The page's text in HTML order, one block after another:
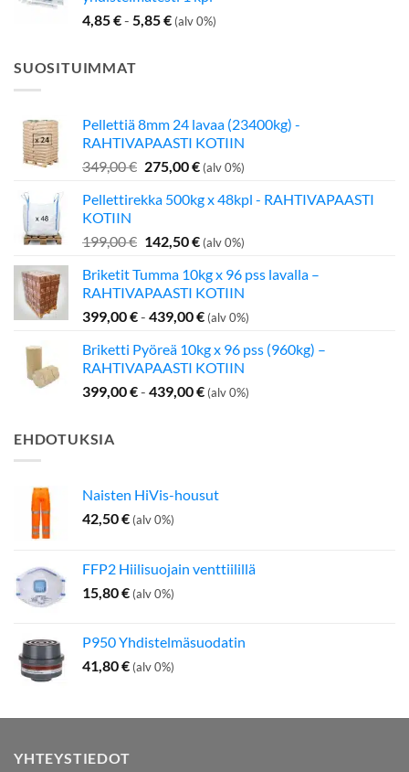
4,85€- 5,85€ (alv 0%)
SUOSITUIMMAT
Pellettiä 8mm 24 lavaa (23400kg) -
RAHTIVAPAASTI KOTIIN
349,00€ Alkuperäinen
oli:
275,00€Nykyinen
on:
(alv 0%)
Pellettirekka 500kg x 48kpl - RAHTIVAPAASTI
KOTIIN
199,00€ Alkuperäinen
oli:
199,00 €.
142,50€Nykyinen
on:
142,50 €.
(alv 0%)
Briketit Tumma 10kg x 96 pss lavalla –
RAHTIVAPAASTI KOTIIN
399,00€- 439,00€ (alv 0%)
Briketti Pyöreä 10kg x 96 pss (960kg) –
RAHTIVAPAASTI KOTIIN
399,00€- 439,00€ (alv 0%)
EHDOTUKSIA
Naisten HiVis-housut
42,50€ (alv 0%)
FFP2 Hiilisuojain venttiilillä
15,80€ (alv 0%)
P950 Yhdistelmäsuodatin
41,80€ (alv 0%)
YHTEYSTIEDOT